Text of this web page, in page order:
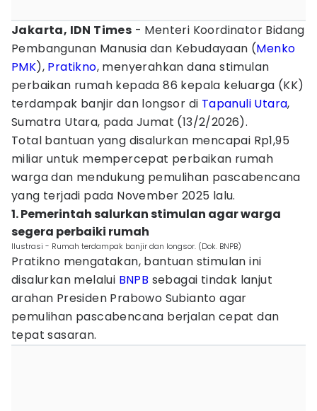
Jakarta, IDN Times - Menteri Koordinator Bidang
Pembangunan Manusia dan Kebudayaan (Menko
PMK), Pratikno, menyerahkan dana stimulan
perbaikan rumah kepada 86 kepala keluarga (KK)
terdampak banjir dan longsor di Tapanuli Utara,
Sumatra Utara, pada Jumat (13/2/2026).
Total bantuan yang disalurkan mencapai Rp1,95
miliar untuk mempercepat perbaikan rumah
warga dan mendukung pemulihan pascabencana
yang terjadi pada November 2025 lalu.
1. Pemerintah salurkan stimulan agar warga
segera perbaiki rumah
Ilustrasi - Rumah terdampak banjir dan longsor. (Dok. BNPB)
Pratikno mengatakan, bantuan stimulan ini
disalurkan melalui BNPB sebagai tindak lanjut
arahan Presiden Prabowo Subianto agar
pemulihan pascabencana berjalan cepat dan
tepat sasaran.